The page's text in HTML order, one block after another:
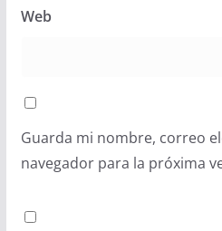
Web
Guarda mi nombre, correo
navegador para la próxima